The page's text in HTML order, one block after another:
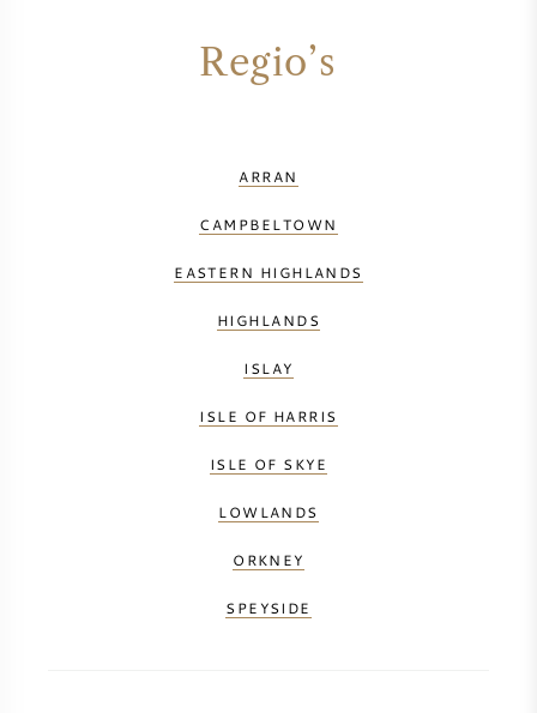
Regio’s
ARRAN
CAMPBELTOWN
EASTERN HIGHLANDS
HIGHLANDS
ISLAY
ISLE OF HARRIS
ISLE OF SKYE
LOWLANDS
ORKNEY
SPEYSIDE